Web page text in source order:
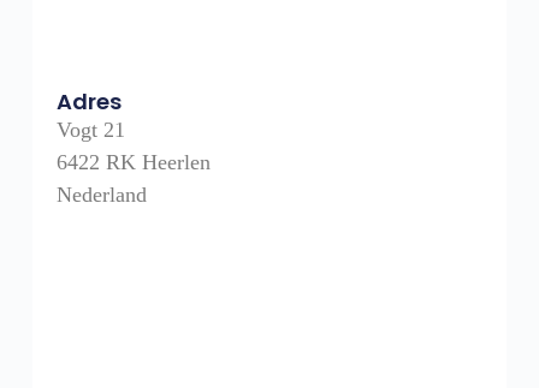
Adres
Vogt 21
6422 RK Heerlen
Nederland